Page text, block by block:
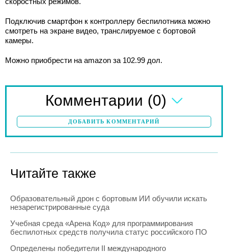
Подключив смартфон к контроллеру беспилотника можно
смотреть на экране видео, транслируемое с бортовой
камеры.
Можно приобрести на amazon за 102.99 дол.
Комментарии (0)
ДОБАВИТЬ КОММЕНТАРИЙ
Читайте также
Образовательный дрон с бортовым ИИ обучили искать
незарегистрированные суда
Учебная среда «Арена Код» для программирования
беспилотных средств получила статус российского ПО
Определены победители II международного